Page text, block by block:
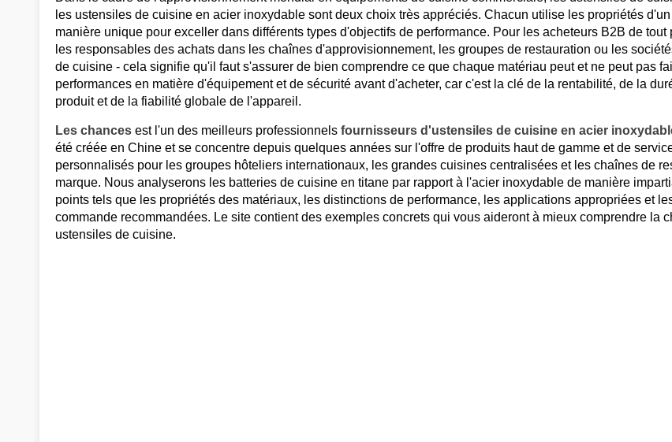
les ustensiles de cuisine en acier inoxydable sont deux choix très appréciés. Chacun utilise les propriétés
manière unique pour exceller dans différents types d'objectifs de performance. Pour les acheteurs B2B de tout
les responsables des achats dans les chaînes d'approvisionnement, les groupes de restauration ou les
de cuisine - cela signifie qu'il faut s'assurer de bien comprendre ce que chaque matériau peut et ne peut pas
performances en matière d'équipement et de sécurité avant d'acheter, car c'est la clé de la rentabilité, de la
produit et de la fiabilité globale de l'appareil.
Les chances est l'un des meilleurs professionnels fournisseurs d'ustensiles de cuisine en acier
été créée en Chine et se concentre depuis quelques années sur l'offre de produits haut de gamme et de
personnalisés pour les groupes hôteliers internationaux, les grandes cuisines centralisées et les chaînes de
marque. Nous analyserons les batteries de cuisine en titane par rapport à l'acier inoxydable de manière
points tels que les propriétés des matériaux, les distinctions de performance, les applications appropriées et
commande recommandées. Le site contient des exemples concrets qui vous aideront à mieux comprendre la
ustensiles de cuisine.